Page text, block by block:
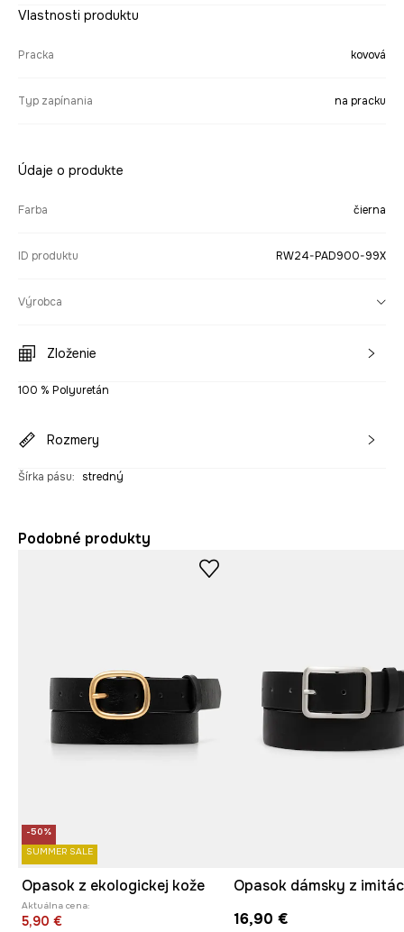
Vlastnosti produktu
Pracka kovová
Typ zapínania na pracku
Údaje o produkte
Farba čierna
ID produktu RW24-PAD900-99X
Výrobca
Zloženie
100 % Polyuretán
Rozmery
Šírka pásu: stredný
Podobné produkty
-50%
SUMMER SALE
Opasok z ekologickej kože
Aktuálna cena:
5,90 € 16,90 €